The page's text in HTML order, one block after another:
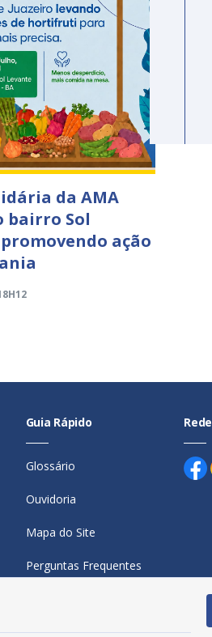
da AMA
bairro Sol
ação
Guia Rápido
Glossário
Ouvidoria
Mapa do Site
Perguntas Frequentes
Política de Privacidade